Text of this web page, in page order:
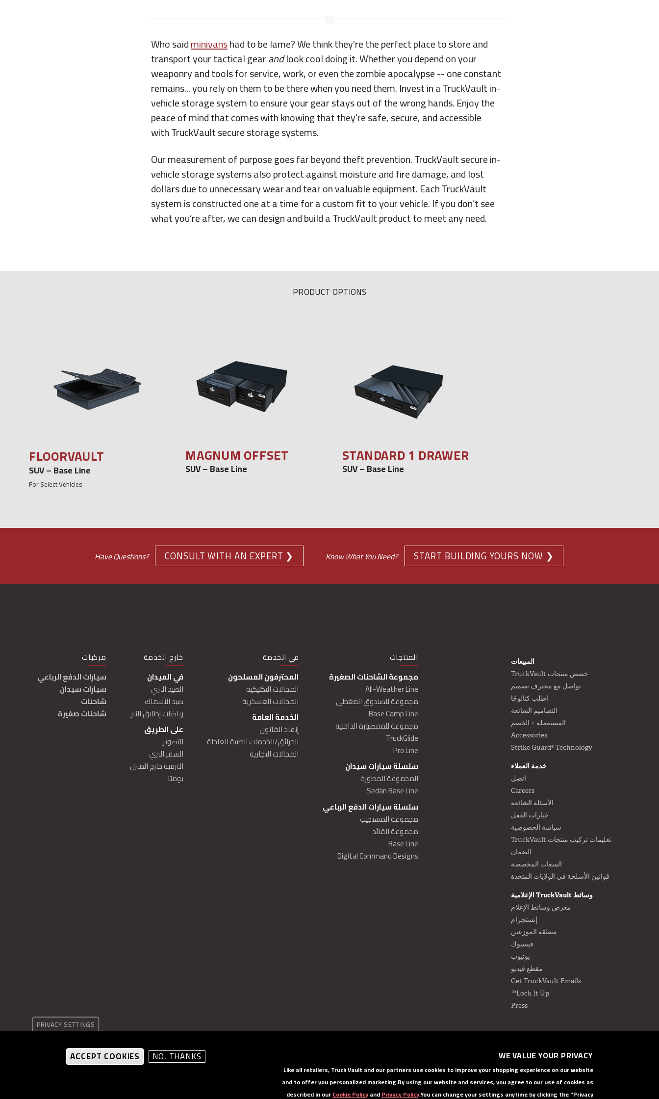
PRIVACY SETTINGS
WE VALUE YOUR PRIVACY
Like all retailers, Truck Vault and our partners use cookies to improve your shopping experience on our website
and to offer you personalized marketing.By using our website and services, you agree to our use of cookies as
described in ourCookie PolicyandPrivacy Policy.You can change your settings anytime by clicking the "Privacy
NO, THANKS
ACCEPT COOKIES
Who saidminivanshad to be lame? We think they're the perfect place to store and
transport your tactical gearandlook cool doing it. Whether you depend on your
weaponry and tools for service, work, or even the zombie apocalypse -- one constant
remains... you rely on them to be there when you need them. Invest in a TruckVault in-
vehicle storage system to ensure your gear stays out of the wrong hands. Enjoy the
peace of mind that comes with knowing that they're safe, secure, and accessible
with TruckVault secure storage systems.
Our measurement of purpose goes far beyond theft prevention. TruckVault secure in-
vehicle storage systems also protect against moisture and fire damage, and lost
dollars due to unnecessary wear and tear on valuable equipment. Each TruckVault
system is constructed one at a time for a custom fit to your vehicle. If you don’t see
what you’re after, we can design and build a TruckVault product to meet any need.
PRODUCT OPTIONS
FLOORVAULT
SUV – Base Line
For Select Vehicles
MAGNUM OFFSET
SUV – Base Line
STANDARD 1 DRAWER
SUV – Base Line
Have Questions? CONSULT WITH AN EXPERT ❯ Know What You Need? START BUILDINGYOURS NOW ❯
MAIN NAVIGATION
المنتجات
مجموعة الشاحنات الصغيرة
All-Weather Line
مجموعة للصندوق المغطى
Base Camp Line
مجموعة للمقصورة الداخلية
TruckGlide
Pro Line
سلسلة سيارات سيدان
المجموعة المطورة
Sedan Base Line
سلسلة سيارات الدفع الرباعي
مجموعة المستجيب
مجموعة القائد
Base Line
Digital Command Designs
في الخدمة
المحترفون المسلحون
المجالات التكتيكية
المجالات العسكرية
الخدمة العامة
إنفاذ القانون
الحرائق/الخدمات الطبية العاجلة
المجالات التجارية
خارج الخدمة
في الميدان
الصيد البري
صيد الأسماك
رياضات إطلاق النار
على الطريق
التصوير
السفر البري
الترفيه خارج المنزل
يوميًا
مركبات
سيارات الدفع الرباعي
سيارات سيدان
شاحنات
شاحنات صغيرة
FOOTER المبيعات
خصص منتجات TruckVault
تواصل مع محترف تصميم
اطلب كتالوجًا
التصاميم الشائعة
المستعملة + الخصم
Accessories
Strike Guard® Technology
خدمة العملاء
اتصل
Careers
الأسئلة الشائعة
خيارات القفل
سياسة الخصوصية
تعليمات تركيب منتجات TruckVault
الضمان
السعات المخصصة
قوانين الأسلحة في الولايات المتحدة
وسائط TruckVault الإعلامية
معرض وسائط الإعلام
إنستجرام
منطقة الموزعين
فيسبوك
يوتيوب
مقطع فيديو
Get TruckVault Emails
Lock It Up™
Press